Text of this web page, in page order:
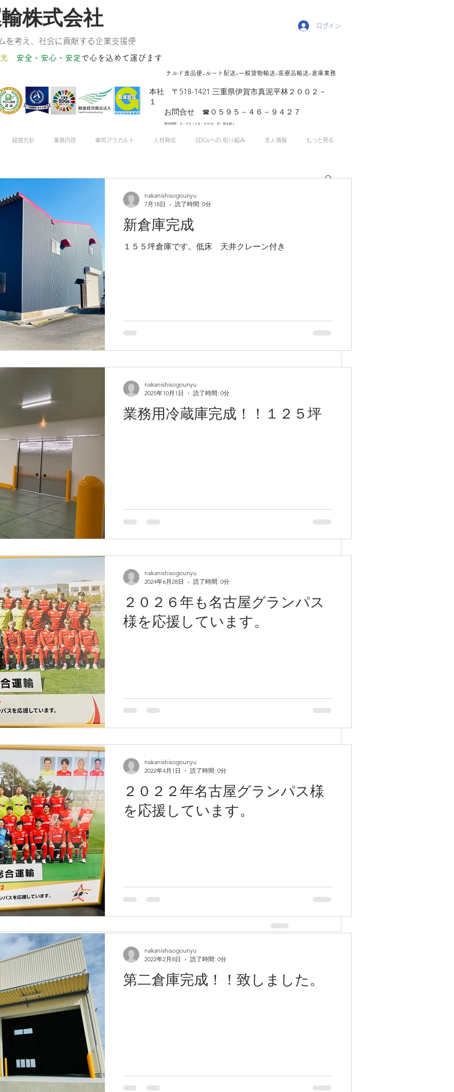
株式会社
を考え、社会に貢献する企業支援便
安全・安心・安定 ​で心を込めて運びます
ログイン
チルド食品便-ルート配送-一般貸物輸送-医療品輸送-倉庫業務
​本社 〒518-1421 三重県伊賀市真泥平林２００２－
１
お問合せ ☎０５９５－４６－９４２７
受付時間 ９：００～１８：００(土・日・祝を除く
経営方針 業務内容 車両アラカルト 人材育成 SDGsへの 取り組み 求人情報 もっと見る
断報告書を掲載しました。
2019年4月15日
を掲載しました。
リスクコンサルティング部）
断報告書.
ンロード： • 4.18MB
新倉庫完成
１５５坪倉庫です。低床 天井クレーン付き
nakanishisogounyu
7月18日
読了時間: 0分
業務用冷蔵庫完成！！１２５坪
nakanishisogounyu
2025年10月1日
読了時間: 0分
２０２６年も名古屋グランパス
様を応援しています。
nakanishisogounyu
2024年6月28日
読了時間: 0分
２０２２年名古屋グランパス様
を応援しています。
nakanishisogounyu
2022年4月1日
読了時間: 0分
第二倉庫完成！！致しました。
nakanishisogounyu
2022年2月8日
読了時間: 0分